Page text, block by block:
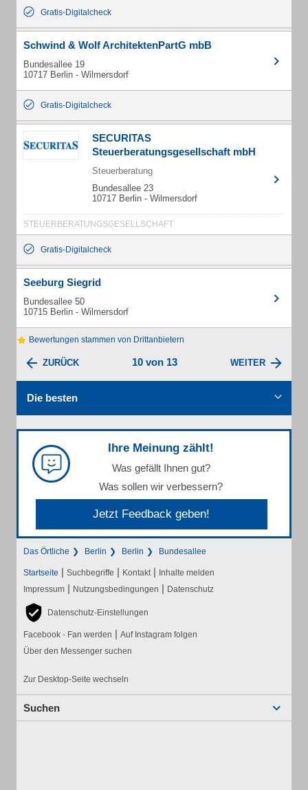
Gratis-Digitalcheck
Schwind & Wolf ArchitektenPartG mbB
Bundesallee 19
10717 Berlin - Wilmersdorf
Gratis-Digitalcheck
SECURITAS
Steuerberatungsgesellschaft mbH
Steuerberatung
Bundesallee 23
10717 Berlin - Wilmersdorf
STEUERBERATUNGSGESELLSCHAFT
Gratis-Digitalcheck
Seeburg Siegrid
Bundesallee 50
10715 Berlin - Wilmersdorf
Bewertungen stammen von Drittanbietern
ZURÜCK 10 von 13 WEITER
Die besten
Ihre Meinung zählt!
Was gefällt Ihnen gut?
Was sollen wir verbessern?
Jetzt Feedback geben!
Das Örtliche Berlin Berlin Bundesallee
Startseite | Suchbegriffe | Kontakt | Inhalte melden
Impressum | Nutzungsbedingungen | Datenschutz
Datenschutz-Einstellungen
Facebook - Fan werden | Auf Instagram folgen
Über den Messenger suchen
Zur Desktop-Seite wechseln
Suchen